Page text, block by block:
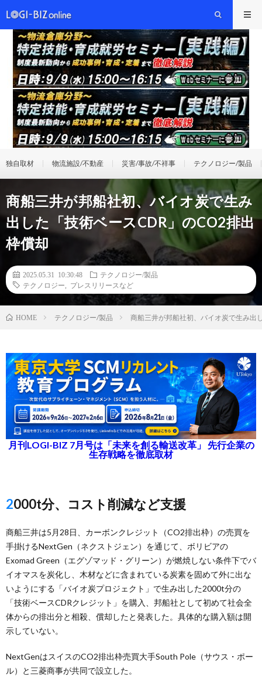
独自取材 物流施設/不動産 災害/事故/不祥事 テクノロジー/製品
商船三井が邦船社初、バイオ炭で生み
出した「技術ベースCDR」のCO2排出
枠償却
2025.05.31 10:30:48
テクノロジー/製品
テクノロジー
プレスリリースなど
HOME テクノロジー/製品 商船三井が邦船社初、バイオ炭で生み出
月刊LOGI-BIZ 7月号は「未来を創る輸送改革」 先行企業の
生存戦略を徹底取材
2000t分、コスト削減など支援
商船三井は5月28日、カーボンクレジット（CO2排出枠）の売買を
手掛けるNextGen（ネクストジェン）を通じて、ボリビアの
Exomad Green（エグゾマッド・グリーン）が燃焼しない条件下でバ
イオマスを炭化し、木材などに含まれている炭素を固めて外に出な
いようにする「バイオ炭プロジェクト」で生み出した2000t分の
「技術ベースCDRクレジット」を購入、邦船社として初めて社会全
体からの排出分と相殺、償却したと発表した。具体的な購入額は開
示していない。
NextGenはスイスのCO2排出枠売買大手South Pole（サウス・ポー
ル）と三菱商事が共同で設立した。